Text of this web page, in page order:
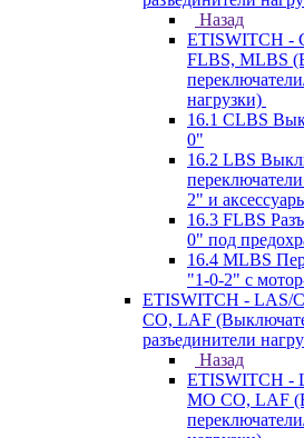
Назад
ETISWITCH -
FLBS, MLBS
нагрузки)
16.1 CLBS
0"
16.2 LBS
2" и
16.3 FLBS
0" под
16.4 MLBS
"1-0-2" с
ETISWITCH - LAS/
CO, LAF
разъединители
Назад
ETISWITCH -
MO CO, LAF